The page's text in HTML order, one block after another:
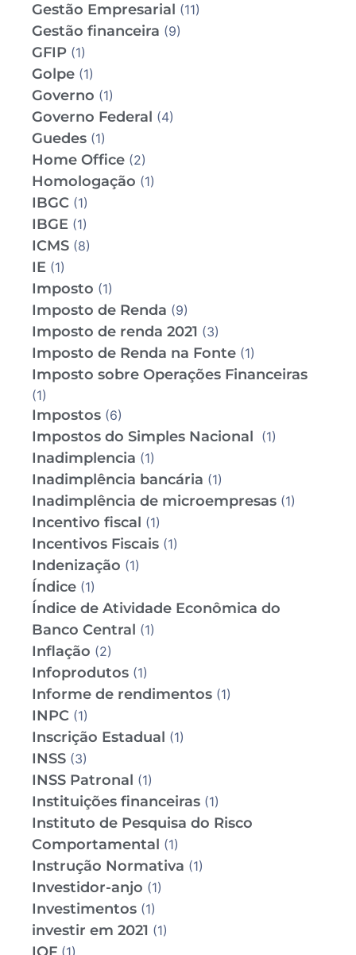
Gestão Empresarial (11)
Gestão financeira (9)
GFIP (1)
Golpe (1)
Governo (1)
Governo Federal (4)
Guedes (1)
Home Office (2)
Homologação (1)
IBGC (1)
IBGE (1)
ICMS (8)
IE (1)
Imposto (1)
Imposto de Renda (9)
Imposto de renda 2021 (3)
Imposto de Renda na Fonte (1)
Imposto sobre Operações Financeiras
(1)
Impostos (6)
Impostos do Simples Nacional (1)
Inadimplencia (1)
Inadimplência bancária (1)
Inadimplência de microempresas (1)
Incentivo fiscal (1)
Incentivos Fiscais (1)
Indenização (1)
Índice (1)
Índice de Atividade Econômica do
Banco Central (1)
Inflação (2)
Infoprodutos (1)
Informe de rendimentos (1)
INPC (1)
Inscrição Estadual (1)
INSS (3)
INSS Patronal (1)
Instituições financeiras (1)
Instituto de Pesquisa do Risco
Comportamental (1)
Instrução Normativa (1)
Investidor-anjo (1)
Investimentos (1)
investir em 2021 (1)